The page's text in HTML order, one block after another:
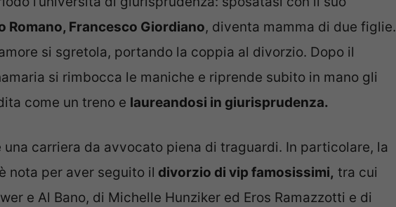
Romano, Francesco Giordiano, diventa mamma di due figlie.
si sgretola, portando la coppia al divorzio. Dopo il
si rimbocca le maniche e riprende subito in mano gli
come un treno e laureandosi in giurisprudenza.
una carriera da avvocato piena di traguardi. In particolare, la
nota per aver seguito il divorzio di vip famosissimi, tra cui
e Al Bano, di Michelle Hunziker ed Eros Ramazzotti e di